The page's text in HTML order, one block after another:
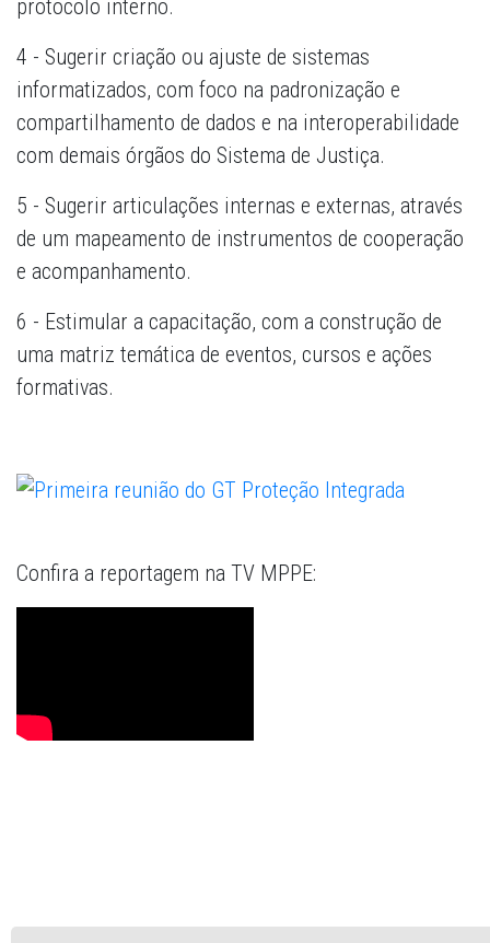
protocolo interno.
4 - Sugerir criação ou ajuste de sistemas
informatizados, com foco na padronização e
compartilhamento de dados e na interoperabilidade
com demais órgãos do Sistema de Justiça.
5 - Sugerir articulações internas e externas, através
de um mapeamento de instrumentos de cooperação
e acompanhamento.
6 - Estimular a capacitação, com a construção de
uma matriz temática de eventos, cursos e ações
formativas.
Confira a reportagem na TV MPPE: